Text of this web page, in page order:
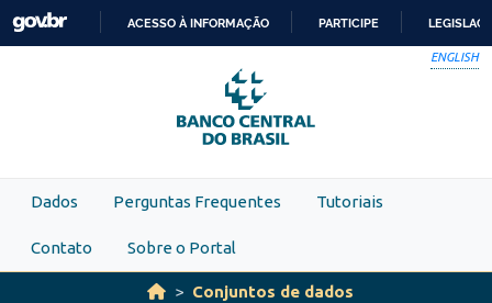
Skip to main content
PARA
O
CONTEÚDO
ACESSO À INFORMAÇÃO PARTICIPE
ENGLISH
Dados Perguntas Frequentes Tutoriais
Contato Sobre o Portal
Conjuntos de dados